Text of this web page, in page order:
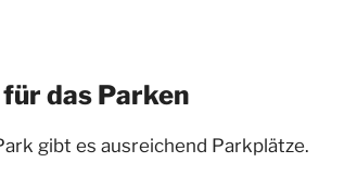
das Parken
gibt es ausreichend Parkplätze.